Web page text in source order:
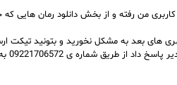
من رفته و از بخش دانلود رمان هایی که
های بعد به مشکل نخورید و بتونید تیکت
پشتیبان سایت اطلاع دهید تا پیگیری بکنن کار شمارو